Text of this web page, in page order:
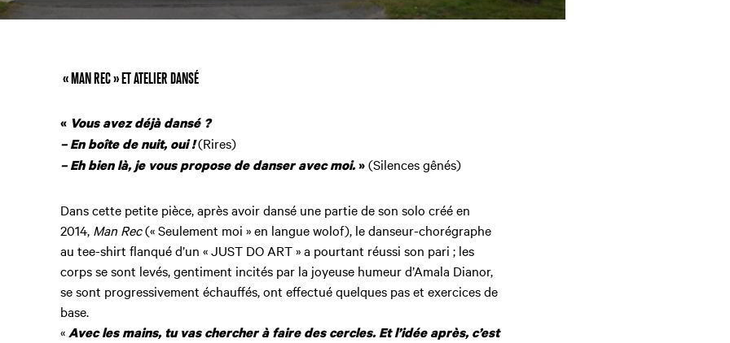
« MAN REC » ET ATELIER DANSÉ
« Vous avez déjà dansé ?
– En boîte de nuit, oui !(Rires)
– Eh bien là, je vous propose de danser avec moi.»(Silences gênés)
Dans cette petite pièce, après avoir dansé une partie de son solo créé en
2014, Man Rec(« Seulement moi » en langue wolof), le danseur-chorégraphe
au tee-shirt flanqué d’un « JUST DO ART » a pourtant réussi son pari ; les
corps se sont levés, gentiment incités par la joyeuse humeur d’Amala Dianor,
se sont progressivement échauffés, ont effectué quelques pas et exercices de
base.
«Avec les mains, tu vas chercher à faire des cercles. Et l’idée après, c’est